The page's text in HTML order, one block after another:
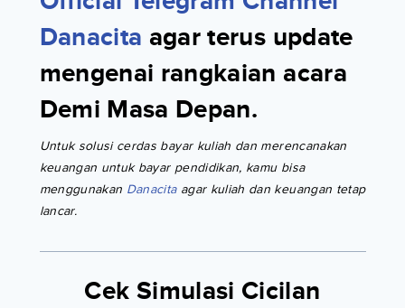
Danacita agar terus update
mengenai rangkaian acara
Demi Masa Depan.
Untuk solusi cerdas bayar kuliah dan merencanakan
keuangan untuk bayar pendidikan, kamu bisa
menggunakan Danacita agar kuliah dan keuangan tetap
lancar.
Cek Simulasi Cicilan